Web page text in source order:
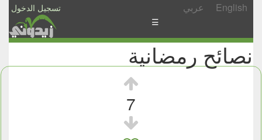
تسجيل الدخول عربي English
الأخبار
الأسئلة
☰
نصائح رمضانية
7